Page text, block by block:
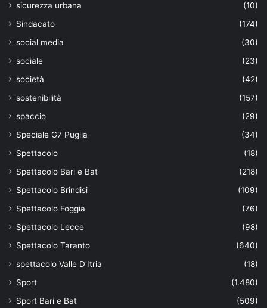
sicurezza urbana
(10)
Sindacato
(174)
social media
(30)
sociale
(23)
società
(42)
sostenibilità
(157)
spaccio
(29)
Speciale G7 Puglia
(34)
Spettacolo
(18)
Spettacolo Bari e Bat
(218)
Spettacolo Brindisi
(109)
Spettacolo Foggia
(76)
Spettacolo Lecce
(98)
Spettacolo Taranto
(640)
spettacolo Valle D'Itria
(18)
Sport
(1.480)
Sport Bari e Bat
(509)